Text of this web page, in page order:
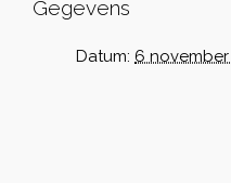
Gegevens
Datum: 6 november